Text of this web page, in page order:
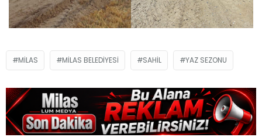
MILAS MILAS BELEDIYESI SAHIL YAZ SEZONU